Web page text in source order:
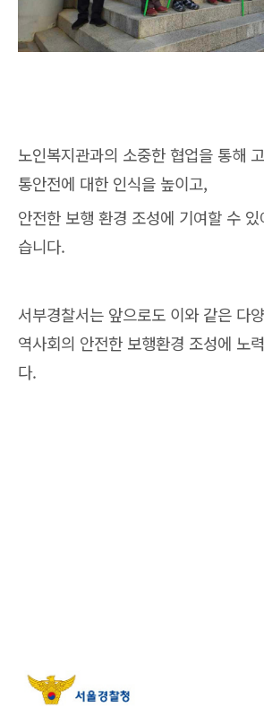
노인복지관과의 소중한 협업을 통해
통안전에 대한 인식을 높이고,
안전한 보행 환경 조성에 기여할 수
습니다.
서부경찰서는 앞으로도 이와 같은 다
역사회의 안전한 보행환경 조성에 노
다.